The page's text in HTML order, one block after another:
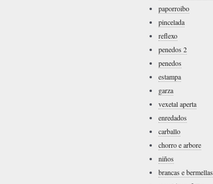
paporroibo
pincelada
reflexo
penedos 2
penedos
estampa
garza
vexetal aperta
enredados
carballo
chorro e arbore
niños
brancas e bermellas